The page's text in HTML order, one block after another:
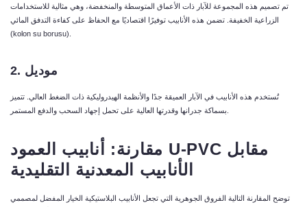
تم تصميم هذه المجموعة للآبار ذات الأعماق المتوسطة والمنخفضة، وهي مثالية للاستخدامات
الزراعية الخفيفة. تضمن هذه الأنابيب توفيرًا اقتصاديًا مع الحفاظ على كفاءة التدفق المائي
(kolon su borusu).
2. موديل
تُستخدم هذه الأنابيب في الآبار العميقة جدًا والأنظمة الهيدروليكية ذات الضغط العالي. تتميز
مقارنة: أنابيب العمود U-PVC مقابل
الأنابيب
المعدنية التقليدية
توضح المقارنة التالية الفروق الجوهرية التي تجعل الأنابيب البلاستيكية الخيار المفضل لمصممي